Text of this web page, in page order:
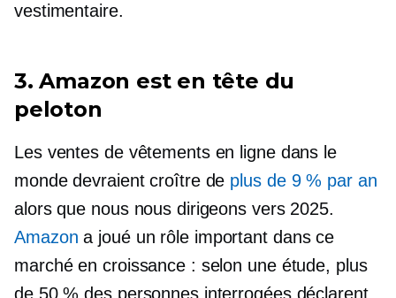
vestimentaire.
3. Amazon est en tête du
peloton
Les ventes de vêtements en ligne dans le
monde devraient croître de plus de 9 % par an
alors que nous nous dirigeons vers 2025.
Amazon a joué un rôle important dans ce
marché en croissance : selon une étude, plus
de 50 % des personnes interrogées déclarent